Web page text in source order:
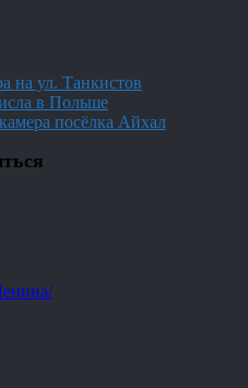
на ул. Танкистов
в Польше
посёлка Айхал